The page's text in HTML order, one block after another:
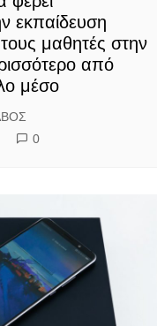
εκπαίδευση
μαθητές στην
από
μέσο
0